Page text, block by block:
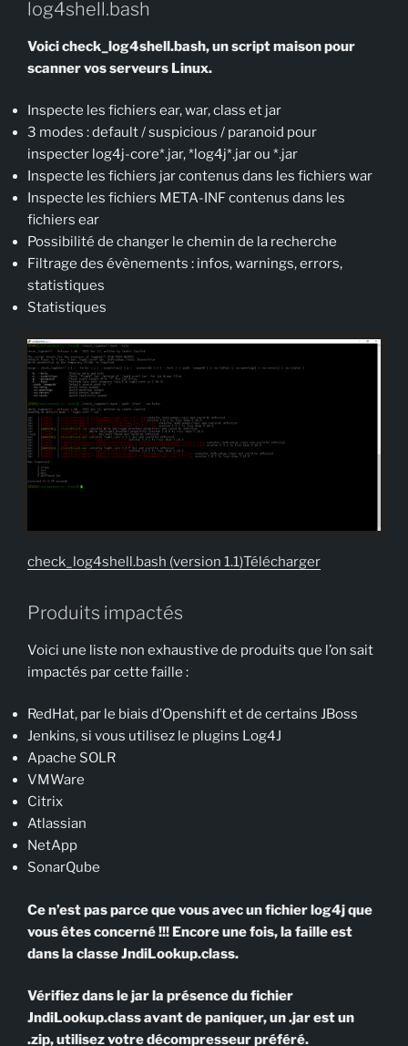
log4shell.bash
Voici check_log4shell.bash, un script maison pour
scanner vos serveurs Linux.
Inspecte les fichiers ear, war, class et jar
3 modes : default / suspicious / paranoid pour
inspecter log4j-core*.jar, *log4j*.jar ou *.jar
Inspecte les fichiers jar contenus dans les fichiers war
Inspecte les fichiers META-INF contenus dans les
fichiers ear
Possibilité de changer le chemin de la recherche
Filtrage des évènements : infos, warnings, errors,
statistiques
Statistiques
check_log4shell.bash (version 1.1)Télécharger
Produits impactés
Voici une liste non exhaustive de produits que l’on sait
impactés par cette faille :
RedHat, par le biais d’Openshift et de certains JBoss
Jenkins, si vous utilisez le plugins Log4J
Apache SOLR
VMWare
Citrix
Atlassian
NetApp
SonarQube
Ce n’est pas parce que vous avec un fichier log4j que
vous êtes concerné !!! Encore une fois, la faille est
dans la classe JndiLookup.class.
Vérifiez dans le jar la présence du fichier
JndiLookup.class avant de paniquer, un .jar est un
.zip, utilisez votre décompresseur préféré.